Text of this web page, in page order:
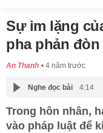
Sự im lặng
pha phản đòn
An Thanh 4 năm trước
Nghe đọc bài 4:14
Trong hôn nhân,
vào pháp luật để